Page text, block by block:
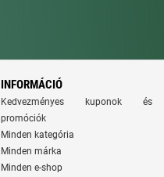
INFORMÁCIÓ
Kedvezményes kuponok és
promóciók
Minden kategória
Minden márka
Minden e-shop